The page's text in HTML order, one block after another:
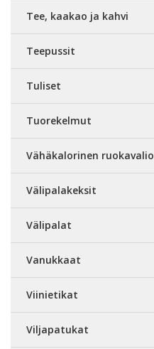
Tee, kaakao ja kahvi
Teepussit
Tuliset
Tuorekelmut
Vähäkalorinen ruokavalio
Välipalakeksit
Välipalat
Vanukkaat
Viinietikat
Viljapatukat